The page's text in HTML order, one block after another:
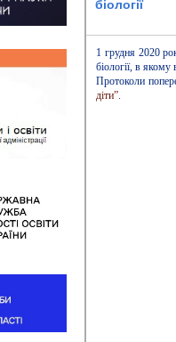
біології
1 грудня 2020
біології, в якому
Протоколи
діти”.